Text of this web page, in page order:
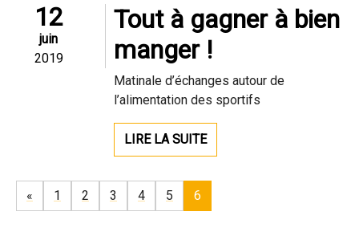
12
juin
2019
Tout à gagner à bien
manger !
Matinale d’échanges autour de
l’alimentation des sportifs
LIRE LA SUITE
« 1 2 3 4 5 6